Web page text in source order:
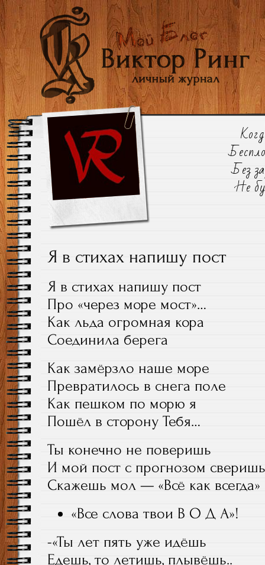
Без
Не
Я в стихах напишу пост
Я в стихах напишу пост
Про «через море мост»…
Как льда огромная кора
Соединила берега
Как замёрзло наше море
Превратилось в снега поле
Как пешком по морю я
Пошёл в сторону Тебя…
Ты конечно не поверишь
И мой пост с прогнозом сверишь
Скажешь мол — «Всё как всегда»
«Все слова твои В О Д А»!
-«Ты лет пять уже идёшь
Едешь, то летишь, плывёшь..